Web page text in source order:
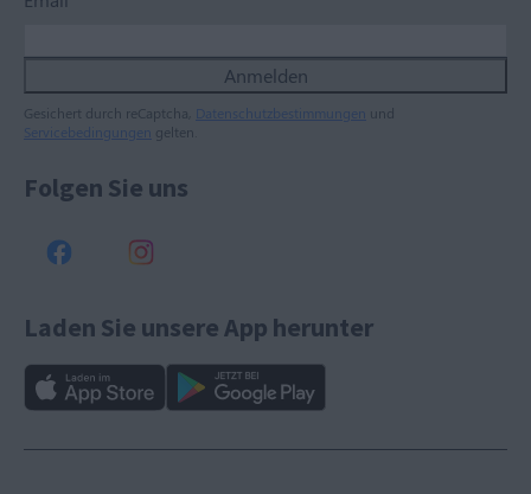
Anmelden
Gesichert durch reCaptcha, Datenschutzbestimmungen und
Servicebedingungen gelten.
Folgen Sie uns
Laden Sie unsere App herunter